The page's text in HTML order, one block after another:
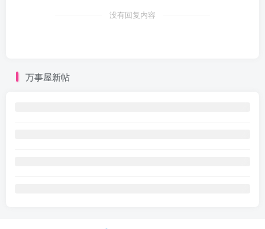
没有回复内容
万事屋新帖